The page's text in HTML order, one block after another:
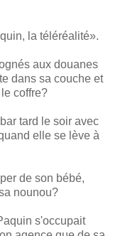
la téléréalité».
aux douanes
dans sa couche et
coffre?
tard le soir avec
elle se lève à
de son bébé,
nounou?
s'occupait